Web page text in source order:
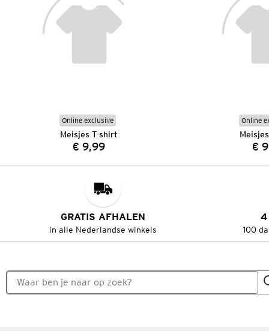
Online exclusive
Meisjes T-shirt
Prijs:
€ 9,99
Online
€
GRATIS AFHALEN
in alle Nederlandse winkels
4
100